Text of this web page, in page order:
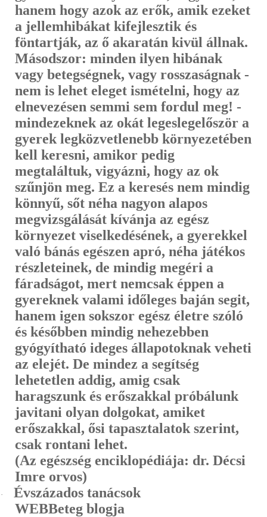
hanem hogy azok az erők, amik ezeket
a jellemhibákat kifejlesztik és
föntartják, az ő akaratán kivül állnak.
Másodszor: minden ilyen hibának
vagy betegségnek, vagy rosszaságnak -
nem is lehet eleget ismételni, hogy az
elnevezésen semmi sem fordul meg! -
mindezeknek az okát legeslegelőször a
gyerek legköz­vetlenebb környezetében
kell keresni, amikor pedig
megtaláltuk, vigyázni, hogy az ok
szűnjön meg. Ez a keresés nem mindig
könnyű, sőt néha nagyon alapos
megvizsgálását kívánja az egész
környezet viselkedésének, a gyerekkel
való bánás egészen apró, néha játékos
részleteinek, de mindig megéri a
fáradságot, mert nemcsak éppen a
gyereknek valami időleges baján segit,
hanem igen sokszor egész életre szóló
és későbben mindig nehezebben
gyógyítható ideges állapotoknak veheti
az elejét. De mindez a segítség
lehetetlen addig, amig csak
haragszunk és erőszakkal próbálunk
javitani olyan dolgokat, amiket
erőszakkal, ősi tapasztalatok szerint,
csak rontani lehet.
(Az egészség enciklopédiája: dr. Décsi
Imre orvos)
·
Évszázados tanácsok
WEBBeteg blogja